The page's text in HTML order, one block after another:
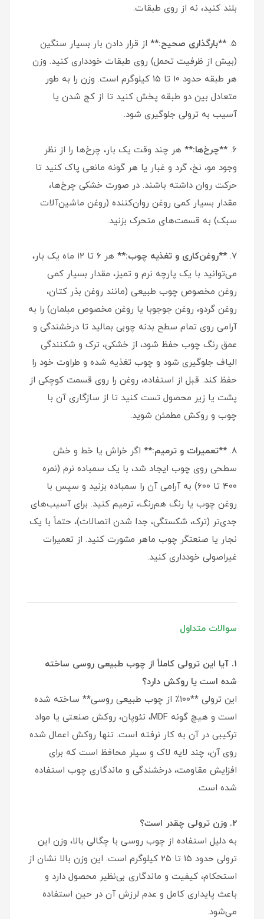
بلند کنید، نه از روی طبقات.
۵. **بارگذاری صحیح:** از قرار دادن بار بسیار سنگین
(بیش از ظرفیت تحمل) روی طبقات خودداری کنید. وزن
هر طبقه حدود ۱۰ تا ۱۵ کیلوگرم است. وزن را به طور
متعادل بین دو طبقه پخش کنید تا از کج شدن یا
آسیب به ترولی جلوگیری شود.
۶. **چرخ‌ها:** هر چند وقت یک بار، چرخ‌ها را از نظر
وجود مو، نخ، گرد و غبار یا هر گونه مانعی پاک کنید تا
حرکت روان داشته باشند. در صورت خشکی چرخ‌ها،
مقدار بسیار کمی روغن روان‌کننده (روغن ماشین‌آلات
سبک) به قسمت‌های متحرک بزنید.
۷. **روغن‌کاری و تغذیه چوب:**
هر ۶ تا ۱۲ ماه یک بار،
می‌توانید با یک پارچه نرم و تمیز، مقدار بسیار کمی
روغن مخصوص چوب طبیعی (مانند روغن بذر کتان،
روغن گردو، روغن جوجوبا یا روغن مخصوص مبلمان) را به
آرامی روی تمام سطح بدنه چوبی بمالید تا درخشندگی و
عمق رنگ چوب حفظ شود، از خشکی، ترک و شکنندگی
الیاف جلوگیری شود و چوب تغذیه شده و طراوت خود را
حفظ کند. قبل از استفاده، روغن را روی قسمت کوچکی از
پشت یا زیر محصول تست کنید تا از سازگاری آن با
چوب و روکش مطمئن شوید.
۸. **تعمیرات و ترمیم:** اگر خراش یا خط و خش
سطحی روی چوب ایجاد شد، با یک سمباده نرم (نمره
۴۰۰ تا ۶۰۰) به آرامی آن را سمباده بزنید و سپس با
روغن چوب یا رنگ هم‌رنگ، ترمیم کنید. برای آسیب‌های
جدی‌تر (ترک، شکستگی، جدا شدن اتصالات)، حتماً با یک
نجار یا صنعتگر چوب ماهر مشورت کنید. از تعمیرات
غیراصولی خودداری کنید.
سوالات متداول
۱. آیا این ترولی کاملاً از چوب طبیعی روسی ساخته
شده است یا روکش دارد؟
این ترولی **۱۰۰٪ از چوب طبیعی روسی** ساخته شده
است و هیچ گونه MDF، نئوپان، روکش صنعتی یا مواد
ترکیبی در آن به کار نرفته است. تنها روکش اعمال شده
روی آن، چند لایه لاک و سیلر محافظ است که برای
افزایش مقاومت، درخشندگی و ماندگاری چوب استفاده
شده است.
۲. وزن ترولی چقدر است؟
به دلیل استفاده از چوب روسی با چگالی بالا، وزن این
ترولی حدود ۱۵ تا ۲۵ کیلوگرم است. این وزن بالا نشان از
استحکام، کیفیت و ماندگاری بی‌نظیر محصول دارد و
باعث پایداری کامل و عدم لرزش آن در حین استفاده
می‌شود.